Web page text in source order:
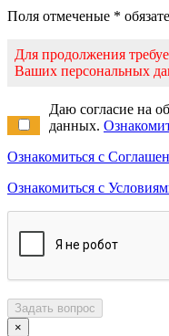
Поля отмеченые *
Для продолжения
Ваших персональных
Даю согласие на
данных.
Ознакомиться с
Ознакомиться с
Задать вопрос
×